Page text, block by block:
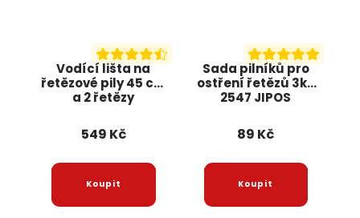
Vodící lišta na
řetězové pily 45 cm
a 2 řetězy
KRAFT&DELE
549 Kč
Sada pilníků pro
ostření řetězů 3ks
2547 JIPOS
89 Kč